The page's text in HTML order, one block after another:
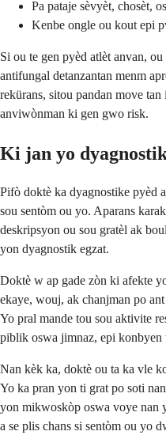
Pa pataje sèvyèt, chosèt,
Kenbe ongle ou kout epi
Si ou te gen pyèd atlèt anvan,
antifungal detanzantan menm
rekürans, sitou pandan move
anviwònman ki gen gwo risk.
Ki jan yo
Pifò doktè ka dyagnostike pyèd
sou sentòm ou yo. Aparans
deskripsyon ou sou gratèl ak
yon dyagnostik egzat.
Doktè w ap gade zòn ki afekte
ekaye, wouj, ak chanjman po
Yo pral mande tou sou aktivite
piblik oswa jimnaz, epi konbyen
Nan kèk ka, doktè ou ta ka vle
Yo ka pran yon ti grat po soti
yon mikwoskòp oswa voye nan
a se plis chans si sentòm ou yo